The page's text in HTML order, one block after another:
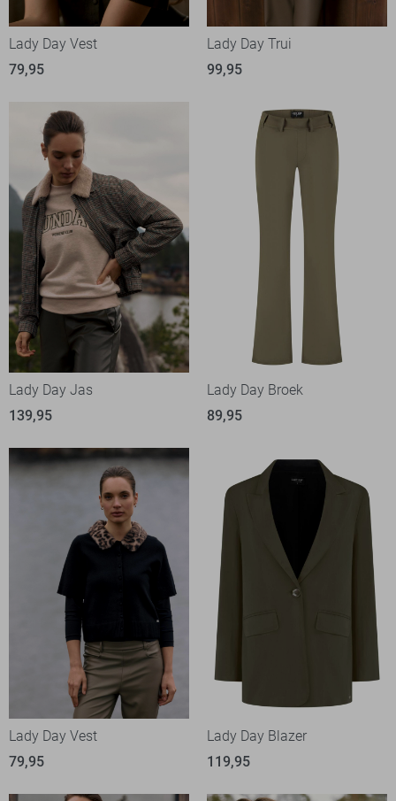
Lady Day Vest
79,95
Lady Day Trui
99,95
Lady Day Jas
139,95
Lady Day Broek
89,95
Lady Day Vest
79,95
Lady Day Blazer
119,95